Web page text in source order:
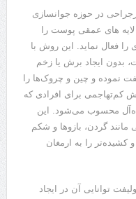
در حوزه جوانسازی
های عمقی پوست را
را فعال نماید. این روش با
بدون ایجاد برش یا زخم‌
نموده و چین‌ و چروک‌ها را
کم‌تهاجمی برای افرادی که
محسوب می‌شود. این
مانند گردن، بازوها و شکم
کشیده‌تر را به ارمغان
توانایی آن در ایجاد